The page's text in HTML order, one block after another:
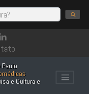
Paulo
e Cultura e